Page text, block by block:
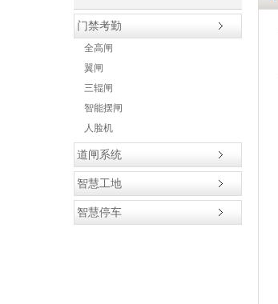
门禁考勤
全高闸
翼闸
三辊闸
智能摆闸
人脸机
道闸系统
智慧工地
智慧停车